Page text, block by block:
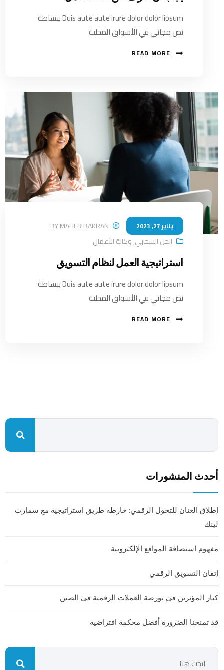
Duis aute aute irure dolor dolor lipsum ببساطة
نص مجاني في الأسواق المحلية
READ MORE
يناير 27, 2023 BYMAHER BAKRAN
الحل السحابي,وكالة الأعمال
استراتيجية العمل لنظام التسويق
Duis aute aute irure dolor dolor lipsum ببساطة
نص مجاني في الأسواق المحلية
READ MORE
أحدث المنشورات
إطلاق العنان للتحول الرقمي: خارطة طريق استراتيجية مع سمارت
لينك
مفهوم استضافة المواقع الإلكترونية
إتقان التسويق الرقمي
كبار المؤثرين في بورصة العملات الرقمية في الصين
قد تمنحنا الضرورة أفضل محكمة افتراضية